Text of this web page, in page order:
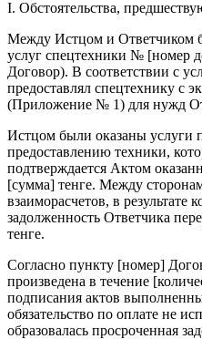
I. Обстоятельства,
Между Истцом и Ответчиком
услуг спецтехники № [номер
Договор). В соответствии с
предоставлял спецтехнику с
(Приложение № 1) для нужд
Истцом были оказаны услуги
предоставлению техники,
подтверждается Актом
[сумма] тенге. Между
взаиморасчетов, в результате
задолженность Ответчика
тенге.
Согласно пункту [номер]
произведена в течение
подписания актов
обязательство по оплате не
образовалась просроченная